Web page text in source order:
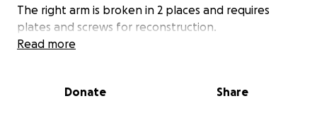
The right arm is broken in 2 places and requires
plates and screws for reconstruction.
The accident did a lot of damage to his pelvic bones,
and screws.
Read more
Donate Share